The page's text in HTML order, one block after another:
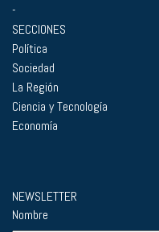
-
SECCIONES
Política
Sociedad
La Región
Ciencia y Tecnología
Economía
NEWSLETTER
Nombre